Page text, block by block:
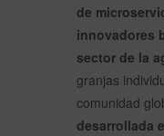
de
innovadores
sector de la
granjas
comunidad
desarrollada